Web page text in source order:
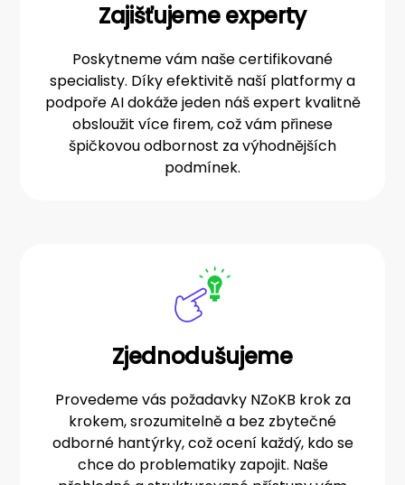
Zajišťujeme experty
Poskytneme vám naše certifikované
specialisty. Díky efektivitě naší platformy a
podpoře AI dokáže jeden náš expert kvalitně
obsloužit více firem, což vám přinese
špičkovou odbornost za výhodnějších
podmínek.
Zjednodušujeme
Provedeme vás požadavky NZoKB krok za
krokem, srozumitelně a bez zbytečné
odborné hantýrky, což ocení každý, kdo se
chce do problematiky zapojit. Naše